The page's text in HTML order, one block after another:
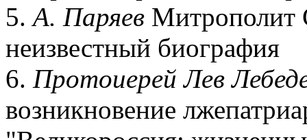
5.А. Паряев Митрополит
неизвестный биография
6. Протоиерей Лев
возникновение